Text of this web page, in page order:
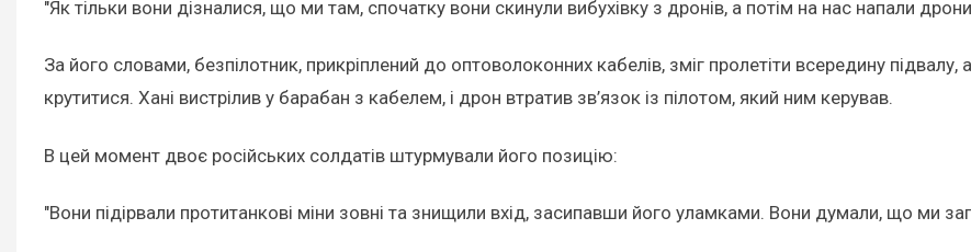
"Як тільки вони дізналися, що ми там, спочатку вони скинули вибухівку з дронів, а потім на нас напали
За його словами, безпілотник, прикріплений до оптоволоконних кабелів, зміг пролетіти всередину підвалу,
крутитися. Хані вистрілив у барабан з кабелем, і дрон втратив зв’язок із пілотом, який ним керував.
В цей момент двоє російських солдатів штурмували його позицію:
"Вони підірвали протитанкові міни зовні та знищили вхід, засипавши його уламками. Вони думали, що ми